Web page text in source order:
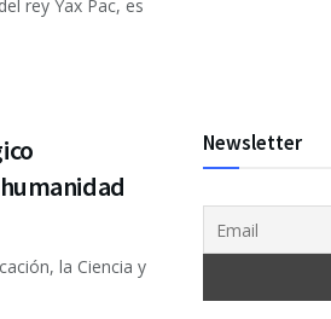
rey Yax Pac, es
la Ciencia y
Newsletter